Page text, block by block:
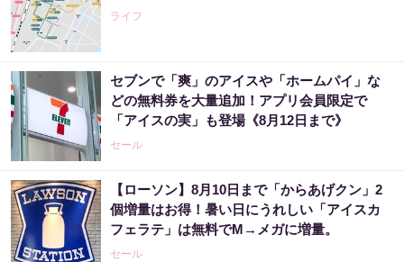
ライフ
セブンで「爽」のアイスや「ホームパイ」な
どの無料券を大量追加！アプリ会員限定で
「アイスの実」も登場《8月12日まで》
セール
【ローソン】8月10日まで「からあげクン」2
個増量はお得！暑い日にうれしい「アイスカ
フェラテ」は無料でM→メガに増量。
セール